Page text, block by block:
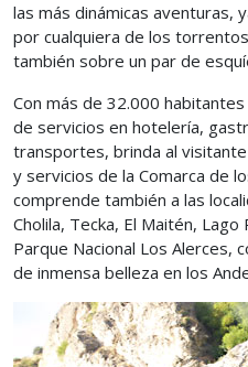
las más dinámicas aventuras,
por cualquiera de los
también sobre un par de
Con más de 32.000
de servicios en hotelería,
transportes, brinda al
y servicios de la Comarca de
comprende también a las
Cholila, Tecka, El Maitén,
Parque Nacional Los Alerces,
de inmensa belleza en los